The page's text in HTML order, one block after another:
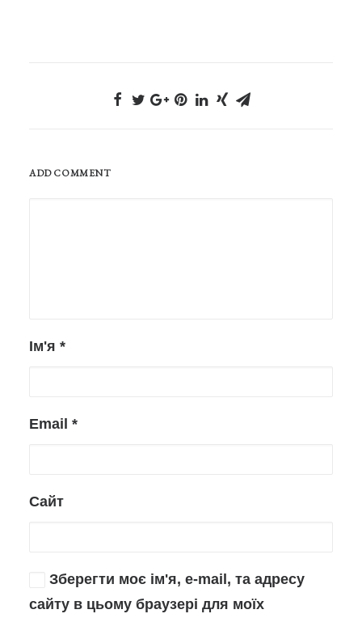
ADD COMMENT
Ім'я *
Email *
Сайт
Зберегти моє ім'я, e-mail, та адресу
сайту в цьому браузері для моїх